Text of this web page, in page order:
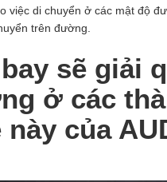
việc di chuyển ở các mật độ
trên đường.
sẽ giải
ở các
của